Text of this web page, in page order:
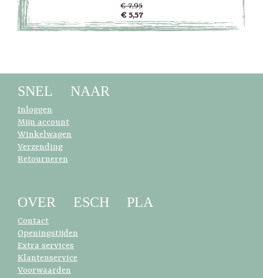
€ 7,95
€ 5,57
SNEL NAAR
Inloggen
Mijn account
Winkelwagen
Verzending
Retourneren
OVER ESCH PLA
Contact
Openingstijden
Extra services
Klantenservice
Voorwaarden